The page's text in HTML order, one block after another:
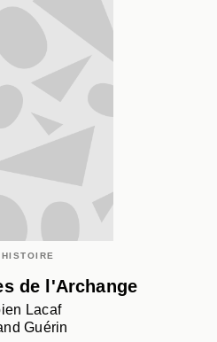
de l'Archange
Lacaf
Guérin